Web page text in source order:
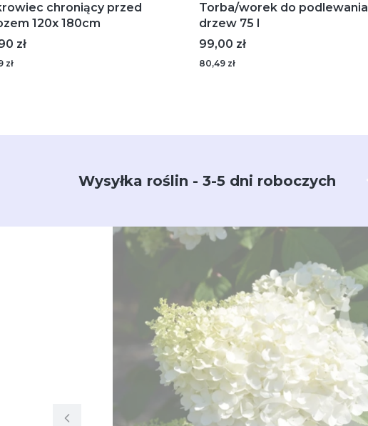
chroniący przed
120x 180cm
zł
zł
Torba/worek do podlewania
drzew 75 l
Cena
99,00 zł
80,49 zł
Wysyłka roślin - 3-5 dni roboczych